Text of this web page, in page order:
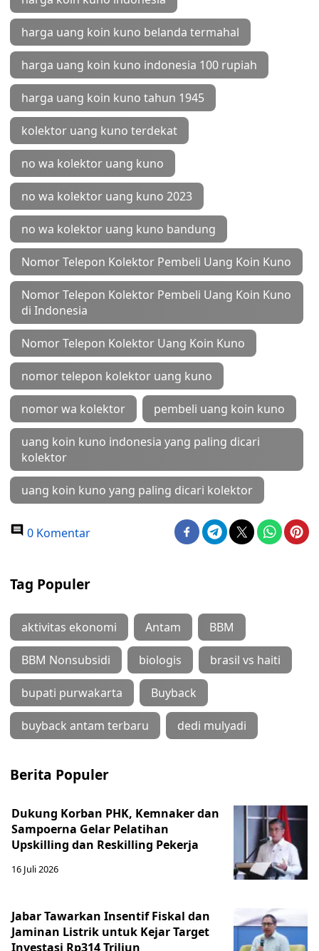
harga uang koin kuno belanda termahal
harga uang koin kuno indonesia 100 rupiah
harga uang koin kuno tahun 1945
kolektor uang kuno terdekat
no wa kolektor uang kuno
no wa kolektor uang kuno 2023
no wa kolektor uang kuno bandung
Nomor Telepon Kolektor Pembeli Uang Koin Kuno
Nomor Telepon Kolektor Pembeli Uang Koin Kuno
di Indonesia
Nomor Telepon Kolektor Uang Koin Kuno
nomor telepon kolektor uang kuno
nomor wa kolektor pembeli uang koin kuno
uang koin kuno indonesia yang paling dicari
kolektor
uang koin kuno yang paling dicari kolektor
0 Komentar
Tag Populer
aktivitas ekonomi Antam BBM
BBM Nonsubsidi biologis brasil vs haiti
bupati purwakarta Buyback
buyback antam terbaru dedi mulyadi
Berita Populer
Dukung Korban PHK, Kemnaker dan
Sampoerna Gelar Pelatihan
Upskilling dan Reskilling Pekerja
16 Juli 2026
Jabar Tawarkan Insentif Fiskal dan
Jaminan Listrik untuk Kejar Target
Investasi Rp314 Triliun